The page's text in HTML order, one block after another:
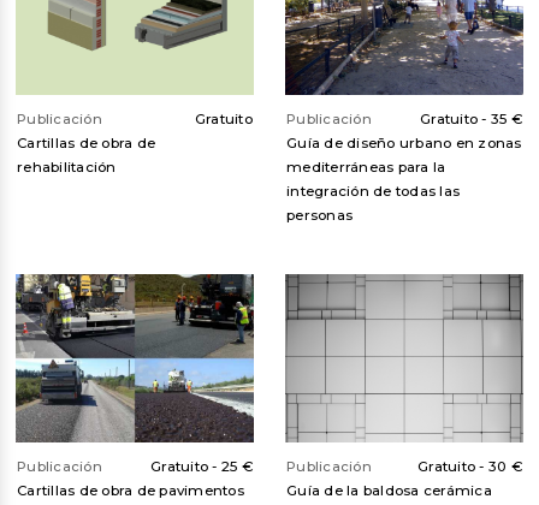
Publicación
Gratuito
Cartillas de obra de
rehabilitación
Publicación Gratuito - 35 €
Guía de diseño urbano en zonas
mediterráneas para la
integración de todas las
personas
Publicación Gratuito - 25 €
Cartillas de obra de pavimentos
Publicación Gratuito - 30 €
Guía de la baldosa cerámica